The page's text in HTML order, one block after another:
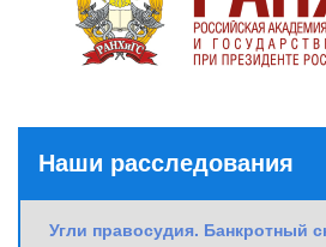
Наши расследования
Угли правосудия. Банкротный